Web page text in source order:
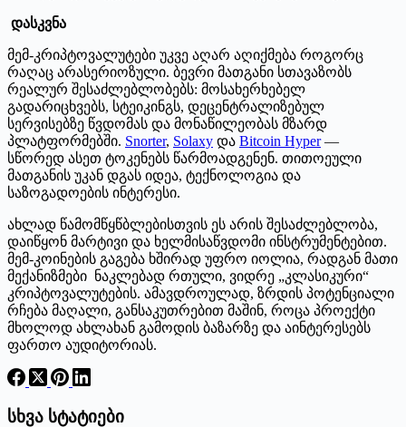
დასკვნა
მემ-კრიპტოვალუტები უკვე აღარ აღიქმება როგორც
რაღაც არასერიოზული. ბევრი მათგანი სთავაზობს
რეალურ შესაძლებლობებს: მოსახერხებელ
გადარიცხვებს, სტეიკინგს, დეცენტრალიზებულ
სერვისებზე წვდომას და მონაწილეობას მზარდ
პლატფორმებში. Snorter, Solaxy და Bitcoin Hyper—
სწორედ ასეთ ტოკენებს წარმოადგენენ. თითოეული
მათგანის უკან დგას იდეა, ტექნოლოგია და
საზოგადოების ინტერესი.
ახლად წამომწყწბლებისთვის ეს არის შესაძლებლობა,
დაიწყონ მარტივი და ხელმისაწვდომი ინსტრუმენტებით.
მემ-კოინების გაგება ხშირად უფრო იოლია, რადგან მათი
მექანიზმები ნაკლებად რთული, ვიდრე „კლასიკური“
კრიპტოვალუტების. ამავდროულად, ზრდის პოტენციალი
რჩება მაღალი, განსაკუთრებით მაშინ, როცა პროექტი
მხოლოდ ახლახან გამოდის ბაზარზე და აინტერესებს
ფართო აუდიტორიას.
სხვა სტატიები